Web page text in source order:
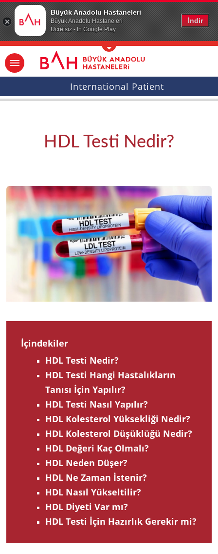
Büyük Anadolu Hastaneleri
Büyük Anadolu Hastaneleri
Ücretsiz - In Google Play
İndir
Ana icerige atla
International Patient
HDL Testi Nedir?
2022
İçindekiler
HDL Testi Nedir?
HDL Testi Hangi Hastalıkların
Tanısı İçin Yapılır?
HDL Testi Nasıl Yapılır?
HDL Kolesterol Yüksekliği Nedir?
HDL Kolesterol Düşüklüğü Nedir?
HDL Değeri Kaç Olmalı?
HDL Neden Düşer?
HDL Ne Zaman İstenir?
HDL Nasıl Yükseltilir?
HDL Diyeti Var mı?
HDL Testi İçin Hazırlık Gerekir mi?